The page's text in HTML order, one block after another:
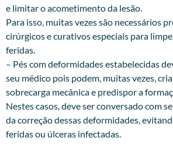
e limitar o acometimento da lesão.
Para isso, muitas vezes são necessários
cirúrgicos e curativos especiais para
feridas.
– Pés com deformidades estabelecidas
seu médico pois podem, muitas vezes,
sobrecarga mecânica e predispor a
Nestes casos, deve ser conversado com
da correção dessas deformidades,
feridas ou úlceras infectadas.